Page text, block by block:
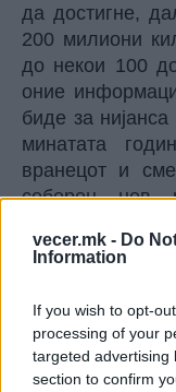
vecer.mk - Do
Information
If you wish to opt-
processing of your
targeted advertising
section to confirm
да достигне,
200 милиони
до некои 100
оние
биде за
минатата
вранецот и
соборен нов
успешна
премиерот